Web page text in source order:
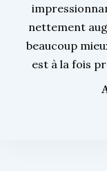
nettement
beaucoup
est à la fois